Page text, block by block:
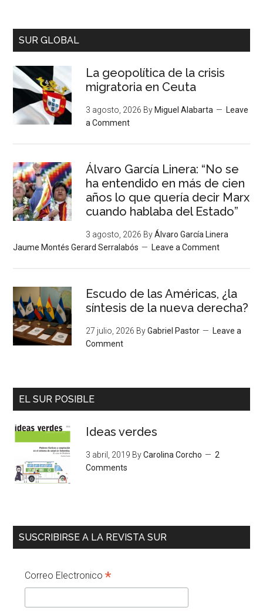
SUR GLOBAL
La geopolítica de la crisis
migratoria en Ceuta
3 agosto, 2026 By Miguel Alabarta
Leave
a Comment
Álvaro García Linera: “No se
ha entendido en más de cien
años lo que quería decir Marx
cuando hablaba del Estado”
3 agosto, 2026 ByÁlvaro García Linera
Jaume Montés Gerard Serralabós
Leave a Comment
Escudo de las Américas, ¿la
síntesis de la nueva derecha?
27 julio, 2026 ByGabriel Pastor
Leave a
Comment
EL SUR POSIBLE
Ideas verdes
3 abril, 2019 ByCarolina Corcho
2
Comments
SUSCRIBIRSE A LA REVISTA SUR
Correo Electronico*